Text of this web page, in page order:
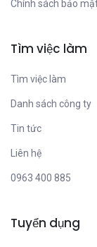
Chính sách bảo
Tìm việc làm
Tìm việc làm
Danh sách công ty
Tin tức
Liên hệ
0963 400 885
Tuyển dụng